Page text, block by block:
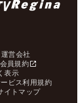
運営会社
会員規約
表示
ビス利用規約
イトマップ